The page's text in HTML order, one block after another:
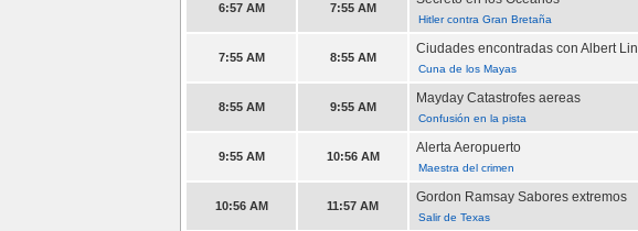
6:57 AM 7:55 AM
Hitler contra Gran Bretaña
7:55 AM 8:55 AM
Ciudades encontradas con Albert Lin
Cuna de los Mayas
8:55 AM 9:55 AM
Mayday Catastrofes aereas
Confusión en la pista
9:55 AM 10:56 AM
Alerta Aeropuerto
Maestra del crimen
10:56 AM 11:57 AM
Gordon Ramsay Sabores extremos
Salir de Texas